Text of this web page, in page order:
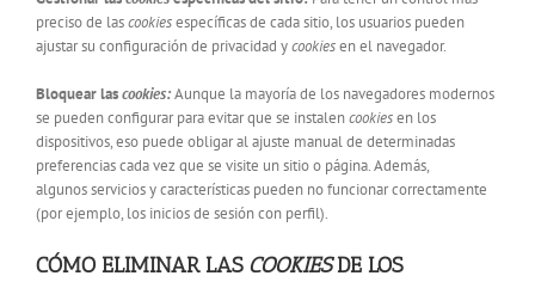
preciso de lascookiesespecíficas de cada sitio, los usuarios pueden
ajustar su configuración de privacidad ycookiesen el navegador.
Bloquear lascookies:Aunque la mayoría de los navegadores modernos
se pueden configurar para evitar que se instalencookiesen los
dispositivos, eso puede obligar al ajuste manual de determinadas
preferencias cada vez que se visite un sitio o página. Además,
algunos servicios y características pueden no funcionar correctamente
(por ejemplo, los inicios de sesión con perfil).
CÓMO ELIMINAR LAS COOKIESDE LOS